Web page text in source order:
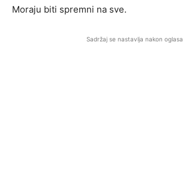
Moraju biti spremni na sve.
Sadržaj se nastavlja nakon oglasa